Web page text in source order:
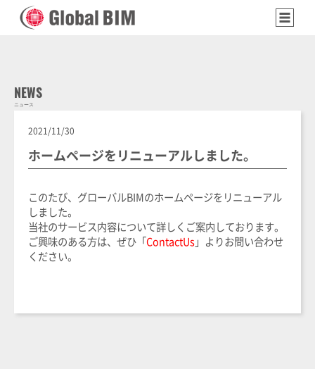
NEWS
ニュース
2021/11/30
ホームページをリニューアルしました。
このたび、グローバルBIMのホームページをリニューアル
しました。
当社のサービス内容について詳しくご案内しております。
ご興味のある方は、ぜひ「ContactUs」よりお問い合わせ
ください。